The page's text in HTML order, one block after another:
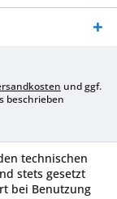
und ggf.
beschrieben
technischen
stets gesetzt
bei Benutzung